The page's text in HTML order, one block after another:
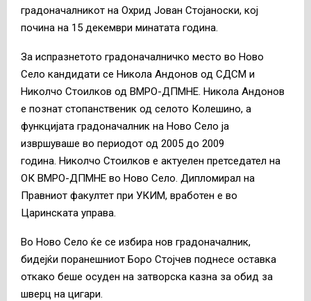
градоначалникот на Oхрид Јован Стојаноски, кој
почина на 15 декември минатата година.
За испразнетото градоначалничко место во Ново
Село кандидати се Никола Андонов од СДСМ и
Николчо Стоилков од ВМРО-ДПМНЕ. Никола Андонов
е познат стопанственик од селото Колешино, а
функцијата градоначалник на Ново Село ја
извршуваше во периодот од 2005 до 2009
година. Николчо Стоилков е актуелен претседател на
ОК ВМРО-ДПМНЕ во Ново Село. Дипломирал на
Правниот факултет при УКИМ, вработен е во
Царинската управа.
Во Ново Село ќе се избира нов градоначалник,
бидејќи поранешниот Боро Стојчев поднесе оставка
откако беше осуден на затворска казна за обид за
шверц на цигари.